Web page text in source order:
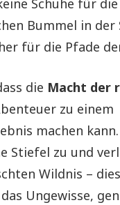
Schuhe für die
Bummel in der
für die Pfade
die Macht der
zu einem
machen
Stiefel zu und
Wildnis –
Ungewisse,